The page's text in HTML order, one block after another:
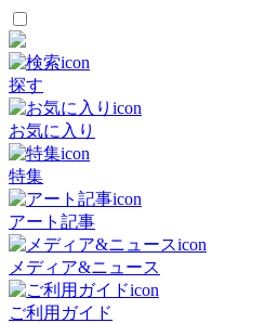
探す
お気に入り
特集
アート記事
メディア&ニュース
ご利用ガイド